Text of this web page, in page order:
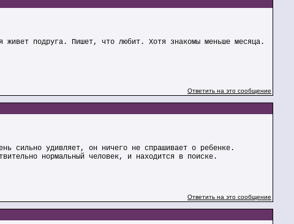
подруга. Пишет, что любит. Хотя знакомы меньше месяца.
Ответить на это сообщение
сильно удивляет, он ничего не спрашивает о ребенке.
нормальный человек, и находится в поиске.
Ответить на это сообщение